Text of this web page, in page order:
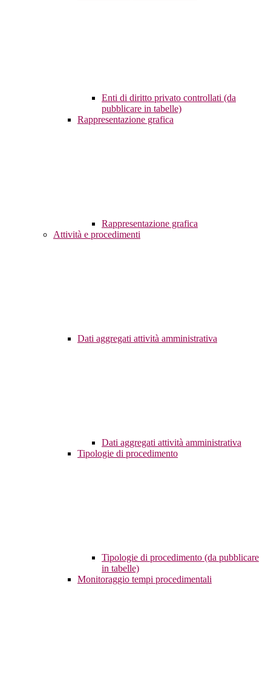
Enti di diritto privato controllati (da
pubblicare in tabelle)
Rappresentazione grafica
Rappresentazione grafica
Attività e procedimenti
Dati aggregati attività amministrativa
Dati aggregati attività amministrativa
Tipologie di procedimento
Tipologie di procedimento (da pubblicare
in tabelle)
Monitoraggio tempi procedimentali